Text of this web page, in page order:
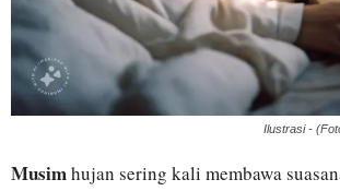
Ilustrasi -
Musimhujan sering kali membawa